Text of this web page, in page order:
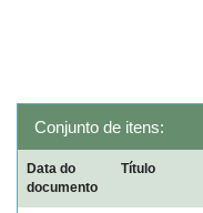
Conjunto de itens:
Data do
documento
Título